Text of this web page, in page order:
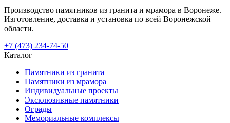
Производство памятников из гранита и мрамора в Воронеже.
Изготовление, доставка и установка по всей Воронежской
области.
+7 (473) 234-74-50
Каталог
Памятники из гранита
Памятники из мрамора
Индивидуальные проекты
Эксклюзивные памятники
Ограды
Мемориальные комплексы